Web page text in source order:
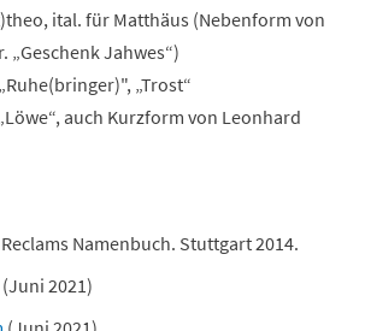
ital. für Matthäus (Nebenform von
„Geschenk Jahwes“)
„Trost“
auch Kurzform von Leonhard
Namenbuch. Stuttgart 2014.
(Juni 2021)